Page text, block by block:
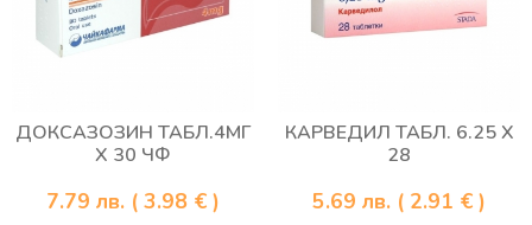
ДОКСАЗОЗИН ТАБЛ.4МГ
Х 30 ЧФ
7.79 лв. ( 3.98 € )
КАРВЕДИЛ ТАБЛ. 6.25 Х
28
5.69 лв. ( 2.91 € )